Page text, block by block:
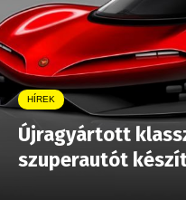
HÍREK
Újragyártott
szuperautót